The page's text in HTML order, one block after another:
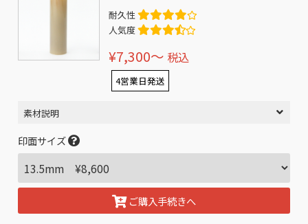
耐久性
人気度
¥7,300〜 税込
4営業日発送
素材説明
印面サイズ
ご購入手続きへ